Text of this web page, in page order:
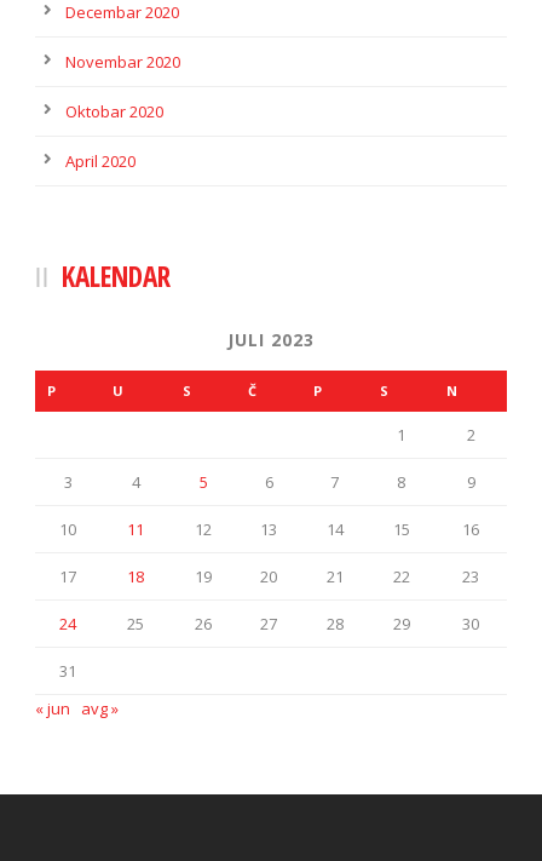
Decembar 2020
Novembar 2020
Oktobar 2020
April 2020
KALENDAR
JULI 2023
P U S Č P S N
1 2
3 4 5 6 7 8 9
10 11 12 13 14 15 16
17 18 19 20 21 22 23
24 25 26 27 28 29 30
31
« jun
avg »